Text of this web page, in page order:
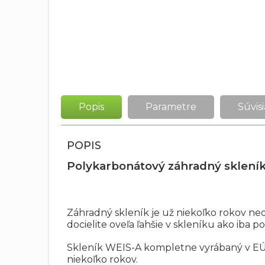
Popis Parametre
POPIS
Polykarbonátový záhradný
Záhradný skleník je už niekoľko rokov
docielite oveľa ľahšie v skleníku ako iba
Skleník WEIS-A kompletne vyrábaný v
niekoľko rokov.